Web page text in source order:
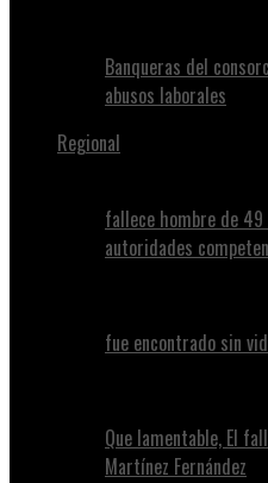
Banqueras del
abusos laborales
Regional
fallece hombre de 49
autoridades
fue encontrado sin
Que lamentable, El
Martínez Fernández